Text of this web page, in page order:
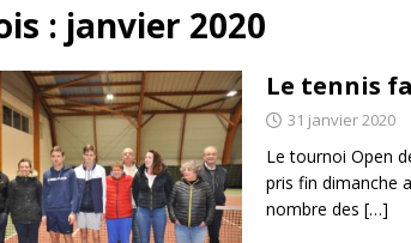
: janvier 2020
Le tennis
31 janvier 2020
Le tournoi Open
pris fin dimanche
nombre des […]